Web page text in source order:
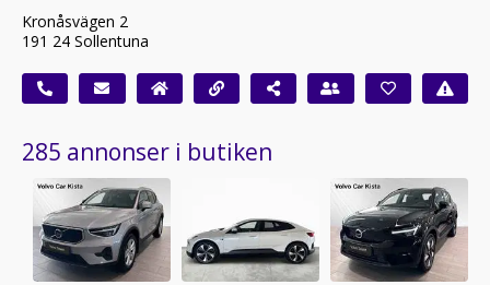
Kronåsvägen 2
191 24 Sollentuna
285 annonser i butiken